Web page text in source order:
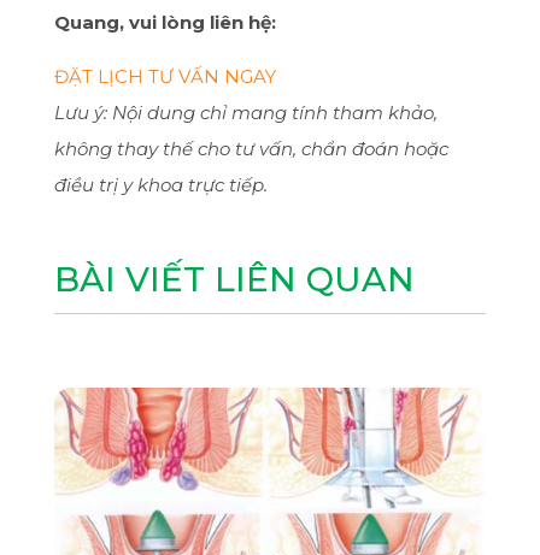
Quang, vui lòng liên hệ:
ĐẶT LỊCH TƯ VẤN NGAY
Lưu ý: Nội dung chỉ mang tính tham khảo,
không thay thế cho tư vấn, chẩn đoán hoặc
điều trị y khoa trực tiếp.
BÀI VIẾT LIÊN QUAN